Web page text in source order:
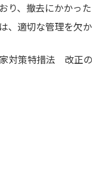
り、撤去にかかっ
、適切な管理を欠
対策特措法 改正